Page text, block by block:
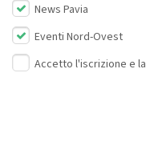
News Pavia
Eventi Nord-Ovest
Accetto l'iscrizione e la